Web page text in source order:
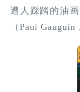
遭人踩踏的油
（Paul